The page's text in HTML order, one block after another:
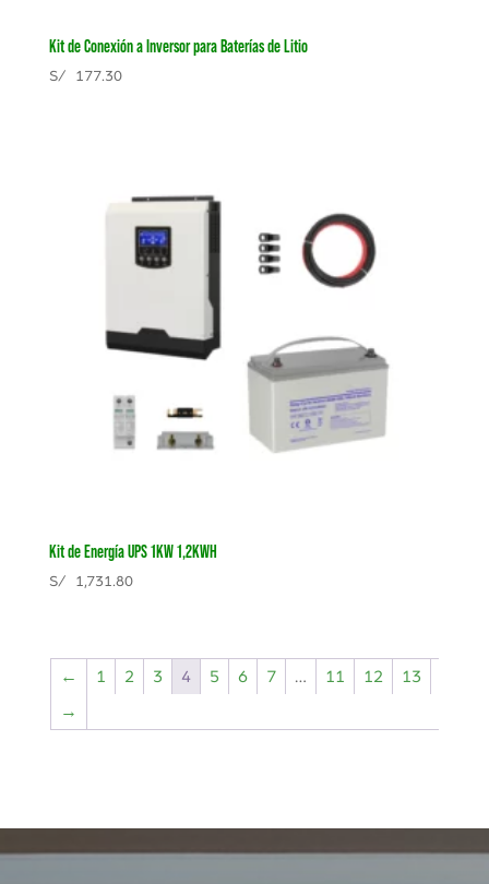
Kit de Conexión a Inversor para Baterías de Litio
S/177.30
Kit de Energía UPS 1KW 1,2KWH
S/1,731.80
← 1 2 3 4 5 6 7 … 11 12
13
→